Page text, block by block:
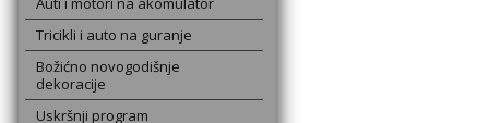
Tricikli i auto na guranje
Božićno novogodišnje
dekoracije
Uskršnji program